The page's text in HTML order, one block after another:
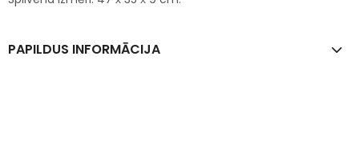
PAPILDUS INFORMĀCIJA